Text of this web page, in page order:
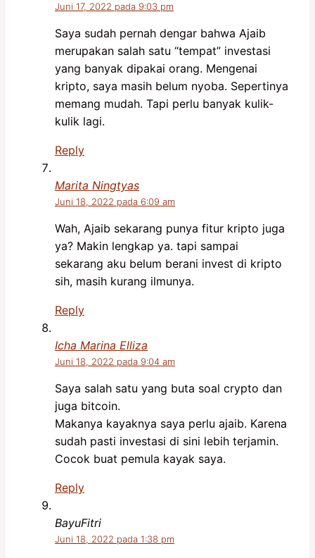
Juni 17, 2022 pada 9:03 pm
Saya sudah pernah dengar bahwa Ajaib
merupakan salah satu “tempat” investasi
yang banyak dipakai orang. Mengenai
kripto, saya masih belum nyoba. Sepertinya
memang mudah. Tapi perlu banyak kulik-
kulik lagi.
Reply
Marita Ningtyas
Juni 18, 2022 pada 6:09 am
Wah, Ajaib sekarang punya fitur kripto juga
ya? Makin lengkap ya. tapi sampai
sekarang aku belum berani invest di kripto
sih, masih kurang ilmunya.
Reply
Icha Marina Elliza
Juni 18, 2022 pada 9:04 am
Saya salah satu yang buta soal crypto dan
juga bitcoin.
Makanya kayaknya saya perlu ajaib. Karena
sudah pasti investasi di sini lebih terjamin.
Cocok buat pemula kayak saya.
Reply
BayuFitri
Juni 18, 2022 pada 1:38 pm